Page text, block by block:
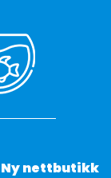
Ny nettbutikk